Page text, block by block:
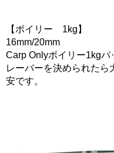
【ボイリー 1kg】
16mm/20mm
Carp Onlyボイリー1kg
レーバーを決められたら
安です。